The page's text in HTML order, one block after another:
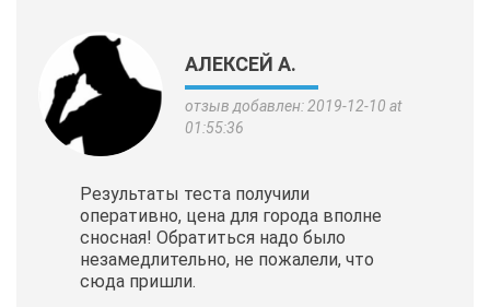
АЛЕКСЕЙ А.
отзыв добавлен: 2019-12-10 at
01:55:36
Результаты теста получили
оперативно, цена для города вполне
сносная! Обратиться надо было
незамедлительно, не пожалели, что
сюда пришли.